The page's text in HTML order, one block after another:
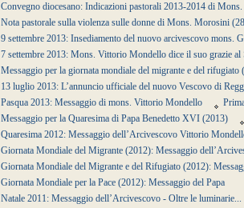
Convegno diocesano: Indicazioni pastorali 2013-2014 di
Nota pastorale sulla violenza sulle donne di Mons. Morosini
9 settembre 2013: Insediamento del nuovo arcivescovo mons.
7 settembre 2013: Mons. Vittorio Mondello dice il suo grazie
Messaggio per la giornata mondiale del migrante e del rifugiato
13 luglio 2013: L’annuncio ufficiale del nuovo Vescovo di
Pasqua 2013: Messaggio di mons. Vittorio Mondello
Messaggio per la Quaresima di Papa Benedetto XVI (2013)
Quaresima 2012: Messaggio dell’Arcivescovo Vittorio
Giornata Mondiale del Migrante (2012): Messaggio
Giornata Mondiale del Migrante e del Rifugiato (2012):
Giornata Mondiale per la Pace (2012): Messaggio del Papa
Natale 2011: Messaggio dell’Arcivescovo - Oltre le